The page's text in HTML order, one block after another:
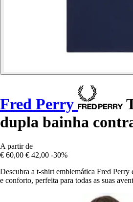
Fred Perry
dupla bainha
A partir de
€ 60,00 € 42,00 -30%
Descubra a t-shirt emblemática Fred Perry
e conforto, perfeita para todas as suas